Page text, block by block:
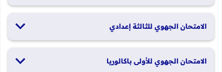
الامتحان الجهوي للثالثة إعدادي
الامتحان الجهوي للأولى باكالوريا